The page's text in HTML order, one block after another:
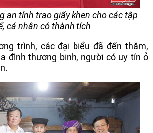
an tỉnh trao giấy khen cho các tập
cá nhân có thành tích
trình, các đại biểu đã đến thăm,
đình thương binh, người có uy tín ở